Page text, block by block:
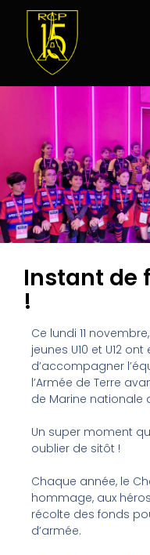
Instant de
!
Ce lundi 11
jeunes U10 et U12
d’accompagner
l’Armée de Terre
de Marine nationale
Un super moment
oublier de sitôt !
Chaque année, le
hommage, aux
récolte des fonds
d’armée.